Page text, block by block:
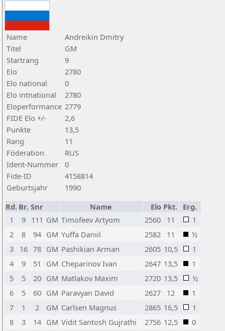
Name
Andreikin Dmitry
Titel
GM
Startrang
9
Elo
2780
Elo national
0
Elo intnational
2780
Eloperformance 2779
FIDE Elo +/-
2,6
Punkte
13,5
Rang
11
Föderation
RUS
Ident-Nummer
0
Fide-ID
4158814
Geburtsjahr
1990
Rd. Br. Snr Name Elo Pkt. Erg.
1
9 111 GM Timofeev Artyom 2560 11
1
2
8 94 GM Yuffa Daniil 2582 11
½
3
16 78 GM Pashikian Arman 2605 10,5
1
4
9 51 GM Cheparinov Ivan 2647 13,5
1
5
5 20 GM Matlakov Maxim 2720 13,5
½
6
5 60 GM Paravyan David 2627 12
1
7
1 2 GM Carlsen Magnus 2865 16,5
1
8
3 14 GM Vidit Santosh Gujrathi 2756 12,5
0